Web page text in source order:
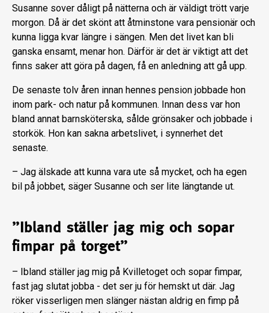
Susanne sover dåligt på nätterna och är väldigt trött varje
morgon. Då är det skönt att åtminstone vara pensionär och
kunna ligga kvar längre i sängen. Men det livet kan bli
ganska ensamt, menar hon. Därför är det är viktigt att det
finns saker att göra på dagen, få en anledning att gå upp.
De senaste tolv åren innan hennes pension jobbade hon
inom park- och natur på kommunen. Innan dess var hon
bland annat barnsköterska, sålde grönsaker och jobbade i
storkök. Hon kan sakna arbetslivet, i synnerhet det
senaste.
– Jag älskade att kunna vara ute så mycket, och ha egen
bil på jobbet, säger Susanne och ser lite längtande ut.
”Ibland ställer jag mig och sopar
fimpar på torget”
– Ibland ställer jag mig på Kvilletoget och sopar fimpar,
fast jag slutat jobba - det ser ju för hemskt ut där. Jag
röker visserligen men slänger nästan aldrig en fimp på